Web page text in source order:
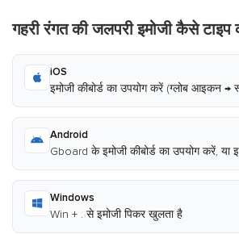
गहरी रंगत की जलपरी इमोजी कैसे टाइप
iOS
इमोजी कीबोर्ड का उपयोग करें (ग्लोब आइकन →
Android
Gboard के इमोजी कीबोर्ड का उपयोग करें, या
Windows
Win + . से इमोजी पिकर खुलता है